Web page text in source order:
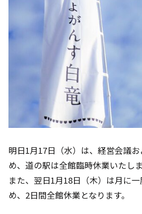
明日1月17日（水）は、経営会議
め、道の駅は全館臨時休業いたしま
また、翌日1月18日（木）は月に
め、2日間全館休業となります。